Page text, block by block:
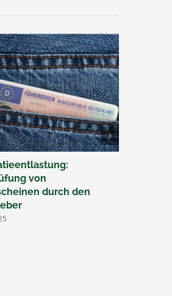
von
durch den